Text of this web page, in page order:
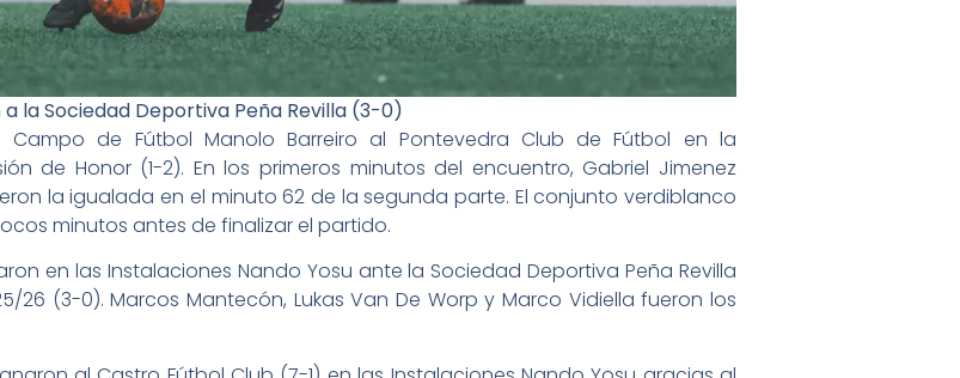
a la Sociedad Deportiva Peña Revilla (3-0)
de Fútbol Manolo Barreiro al Pontevedra Club de Fútbol en la
de Honor (1-2). En los primeros minutos del encuentro, Gabriel Jimenez
la igualada en el minuto 62 de la segunda parte. El conjunto verdiblanco
minutos antes de finalizar el partido.
en las Instalaciones Nando Yosu ante la Sociedad Deportiva Peña Revilla
(3-0). Marcos Mantecón, Lukas Van De Worp y Marco Vidiella fueron los